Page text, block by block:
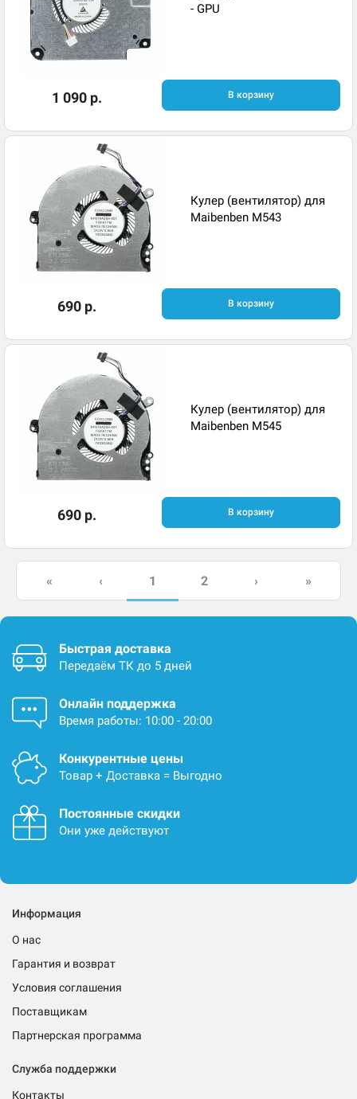
- GPU
1 090 р. В корзину
Кулер (вентилятор) для
Maibenben M543
690 р. В корзину
Кулер (вентилятор) для
Maibenben M545
690 р. В корзину
« ‹ 1 2 › »
Быстрая доставка
Передаём ТК до 5 дней
Онлайн поддержка
Время работы: 10:00 - 20:00
Конкурентные цены
Товар + Доставка = Выгодно
Постоянные скидки
Они уже действуют
Информация
О нас
Гарантия и возврат
Условия соглашения
Поставщикам
Партнерская программа
Служба поддержки
Контакты